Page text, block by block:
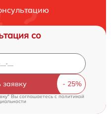
со
заявку
Вы соглашаетесь cполитикой